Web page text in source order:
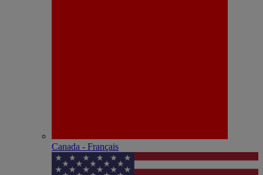
Canada - Français